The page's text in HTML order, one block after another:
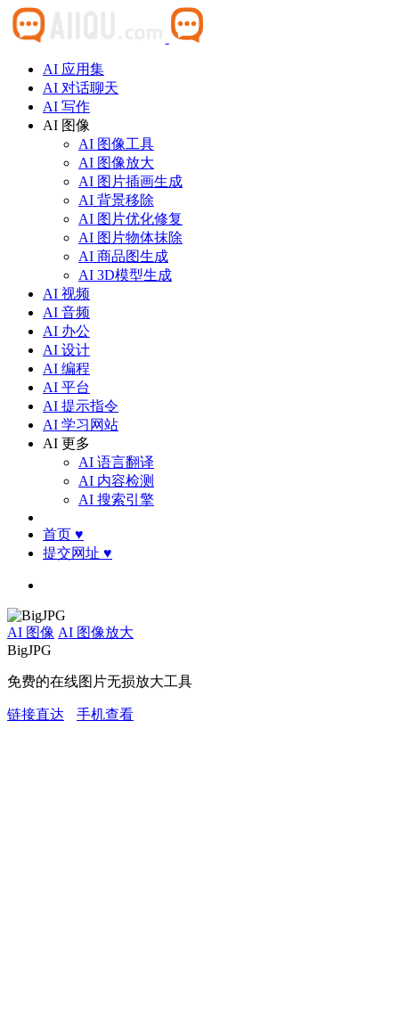
AI 应用集
AI 对话聊天
AI 写作
AI 图像
AI 图像工具
AI 图像放大
AI 图片插画生成
AI 背景移除
AI 图片优化修复
AI 图片物体抹除
AI 商品图生成
AI 3D模型生成
AI 视频
AI 音频
AI 办公
AI 设计
AI 编程
AI 平台
AI 提示指令
AI 学习网站
AI 更多
AI 语言翻译
AI 内容检测
AI 搜索引擎
首页 ♥
提交网址 ♥
AI 图像 AI 图像放大
BigJPG
免费的在线图片无损放大工具
链接直达 手机查看